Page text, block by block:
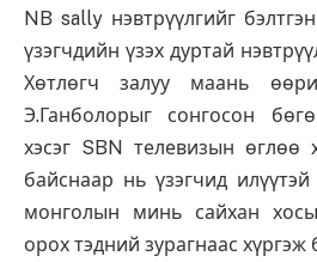
NB sally нэвтрүүлгийг
үзэгчдийн үзэх дуртай
Хөтлөгч залуу маань
Э.Ганболорыг сонгосон
хэсэг SBN телевизын өглөө
байснаар нь үзэгчид
монголын минь сайхан
орох тэдний зурагнаас хүргэж